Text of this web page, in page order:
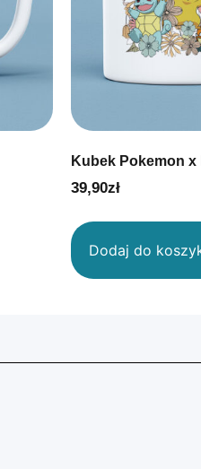
Kubek Pokemon x
39,90zł
Dodaj do